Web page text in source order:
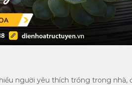
người yêu thích trồng trong nhà,